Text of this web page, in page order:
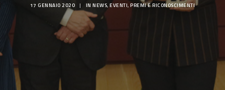
NEWS
SEARCH
17 GENNAIO 2020 | INNEWS,EVENTI,PREMI E RICONOSCIMENTI